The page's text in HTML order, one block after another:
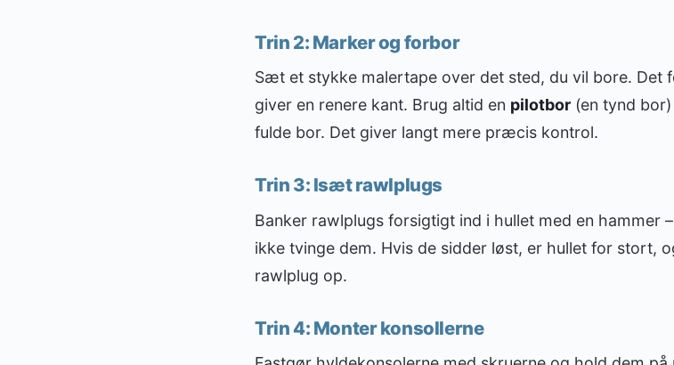
Trin 2: Marker og forbor
Sæt et stykke malertape over det sted, du vil bore. Det
giver en renere kant. Brug altid en pilotbor (en tynd
fulde bor. Det giver langt mere præcis kontrol.
Trin 3: Isæt rawlplugs
Banker rawlplugs forsigtigt ind i hullet med en hammer
ikke tvinge dem. Hvis de sidder løst, er hullet for stort,
rawlplug op.
Trin 4: Monter konsollerne